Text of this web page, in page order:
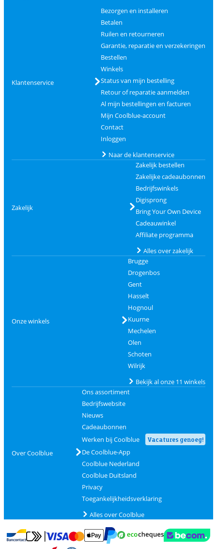
Klantenservice
Bezorgen en installeren
Betalen
Ruilen en retourneren
Garantie, reparatie en verzekeringen
Bestellen
Winkels
Status van mijn bestelling
Retour of reparatie aanmelden
Al mijn bestellingen en facturen
Mijn Coolblue-account
Contact
Inloggen
Naar de klantenservice
Zakelijk
Zakelijk bestellen
Zakelijke cadeaubonnen
Bedrijfswinkels
Digisprong
Bring Your Own Device
Cadeauwinkel
Affiliate programma
Alles over zakelijk
Onze winkels
Brugge
Drogenbos
Gent
Hasselt
Hognoul
Kuurne
Mechelen
Olen
Schoten
Wilrijk
Bekijk al onze 11 winkels
Over Coolblue
Ons assortiment
Bedrijfswebsite
Nieuws
Cadeaubonnen
Werken bij Coolblue
Vacatures genoeg!
De Coolblue-App
Coolblue Nederland
Coolblue Duitsland
Privacy
Toegankelijkheidsverklaring
Alles over Coolblue
Betalen met MasterCard en Visa via ClickToPay